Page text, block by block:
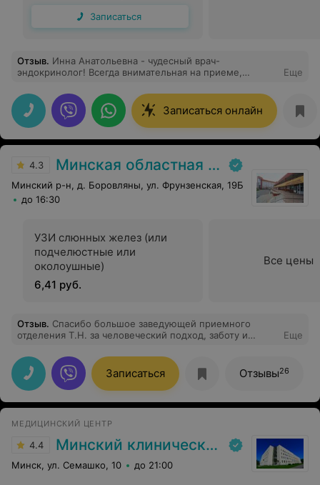
Записаться
Отзыв. Инна Анатольевна - чудесный врач-
эндокринолог! Всегда внимательная на приеме,
было. С заботой, внимание, без назначения лишних
анализов и препаратов. После приема всегда чувствую
себя спокойно и уверенно. Верю, что получится выйти
в ремиссию. С благодарностью и теплотой, за вашу
внимательность.
Еще
Записаться онлайн
4.3 Минская областная детская клиническая больница
Минский р-н, д. Боровляны, ул. Фрунзенская, 19Б
до 16:30
УЗИ слюнных желез (или
подчелюстные или
околоушные)
6,41 руб.
Все цены
Отзыв. Спасибо большое заведующей приемного
отделения Т.Н. за человеческий подход, заботу и
не отправили в другую больницу, во время лечения
все было замечательно
Еще
Записаться Отзывы26
МЕДИЦИНСКИЙ ЦЕНТР
4.4 Минский клинический консультативно-диагностический центр
Минск, ул. Семашко, 10 до 21:00